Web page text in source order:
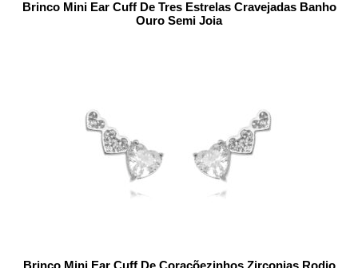
Brinco Mini Ear Cuff De Tres Estrelas Cravejadas Banho
Ouro Semi Joia